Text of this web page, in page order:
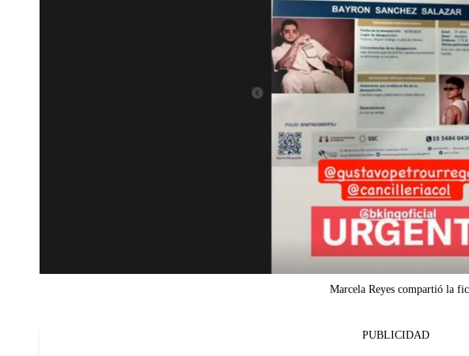
Marcela Reyes compartió la
PUBLICIDAD